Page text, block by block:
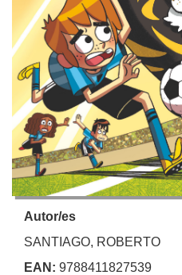
Autor/es
SANTIAGO, ROBERTO
EAN: 9788411827539